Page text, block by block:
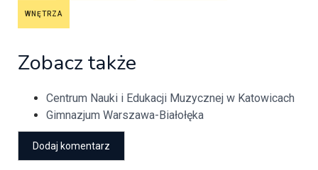
WNĘTRZA
Zobacz także
Centrum Nauki i Edukacji Muzycznej w Katowicach
Gimnazjum Warszawa-Białołęka